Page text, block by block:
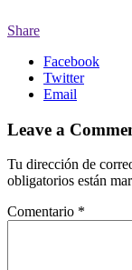
Share
Facebook
Twitter
Email
Leave a
Tu dirección de
obligatorios están
Comentario *